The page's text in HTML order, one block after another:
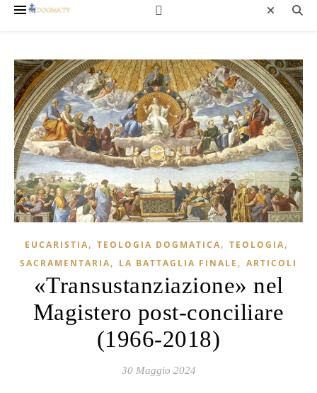
EUCARISTIA, TEOLOGIA DOGMATICA, TEOLOGIA,
SACRAMENTARIA, LA BATTAGLIA FINALE , ARTICOLI
«Transustanziazione» nel
Magistero post-conciliare
(1966-2018)
30 Maggio 2024